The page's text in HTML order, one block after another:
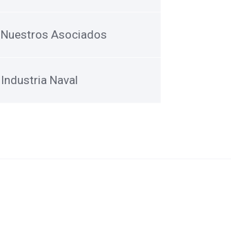
Nuestros Asociados
Industria Naval